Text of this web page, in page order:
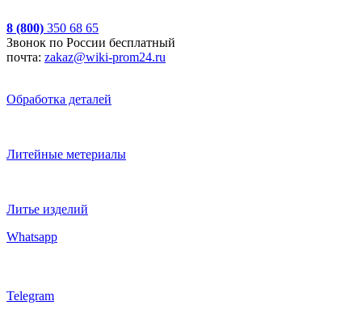
8 (800) 350 68 65
Звонок по России бесплатный
почта: zakaz@wiki-prom24.ru
Обработка деталей
Литейные метериалы
Литье изделий
Whatsapp
Telegram